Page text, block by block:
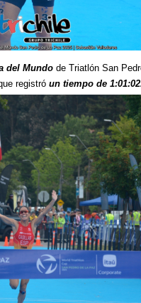
del Mundo de Triatlón San
registró un tiempo de